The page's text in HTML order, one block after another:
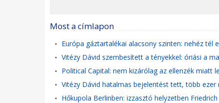
Most a címlapon
• Európa gáztartalékai alacsony szinten: nehéz tél
• Vitézy Dávid szembesített a tényekkel: óriási a
• Political Capital: nem kizárólag az ellenzék miatt
• Vitézy Dávid hatalmas bejelentést tett, több
• Hőkupola Berlinben: izzasztó helyzetben